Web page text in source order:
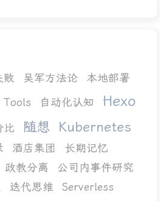
败 吴军方法论
本地部署
Tools 自动化认知 Hexo
比 随想 Kubernetes
酒店集团
长期记忆
政教分离
公司内事件研究
迭代思维 Serverless